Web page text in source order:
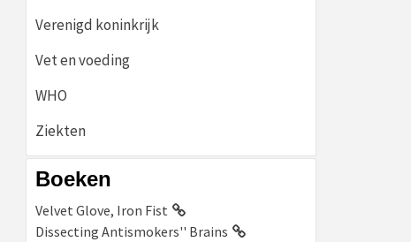
Verenigd koninkrijk
Vet en voeding
WHO
Ziekten
Boeken
Velvet Glove, Iron Fist
Dissecting Antismokers'' Brains